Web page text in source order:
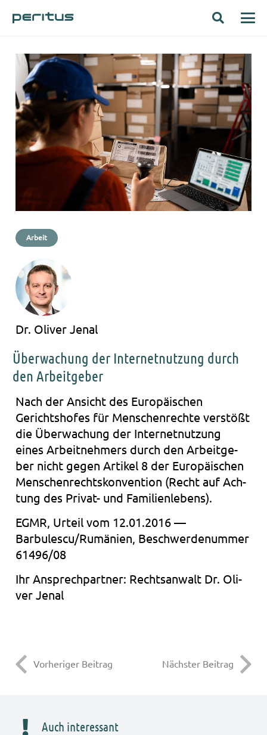
Arbeit
Dr. Oliver Jenal
Überwachung der Internetnutzung durch
den Arbeitgeber
Nach der Ansicht des Euro­päi­schen
Gerichts­ho­fes für Men­schen­rech­te ver­stößt
die Über­wa­chung der Inter­net­nut­zung
eines Arbeit­neh­mers durch den Arbeit­ge­
ber nicht gegen Arti­kel 8 der Euro­päi­schen
Men­schen­rechts­kon­ven­ti­on (Recht auf Ach­
tung des Privat- und Fami­li­en­le­bens).
EGMR, Urteil vom 12.01.2016 —
Barbulescu/Rumänien, Beschwer­de­num­mer
61496/08
Ihr Ansprech­part­ner: Rechts­an­walt Dr. Oli­
ver Jenal
Vorheriger Beitrag Nächster Beitrag
Auch interessant